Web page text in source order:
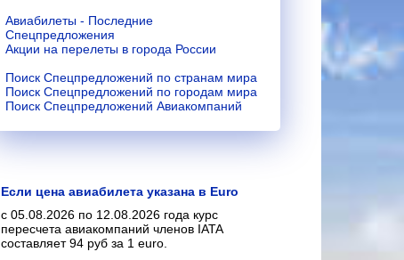
Авиабилеты - Последние
Спецпредложения
Акции на перелеты в города России
Поиск Спецпредложений по странам мира
Поиск Спецпредложений по городам мира
Поиск Спецпредложений Авиакомпаний
Если цена авиабилета указана в Euro
с 05.08.2026 по 12.08.2026 года курс
пересчета авиакомпаний членов IATA
составляет 94 руб за 1 euro.